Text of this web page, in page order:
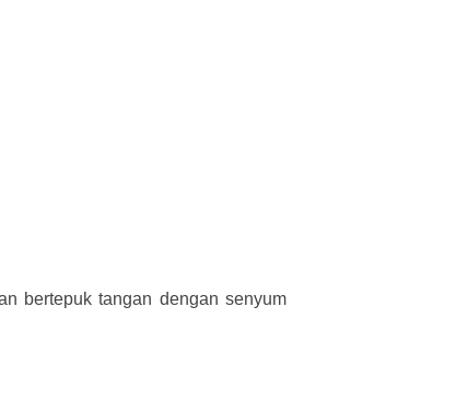
bertepuk tangan dengan senyum